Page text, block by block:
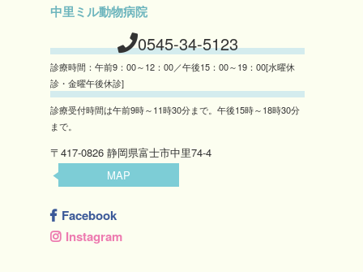
中里ミル動物病院
0545-34-5123
診療時間：午前9：00～12：00／午後15：00～19：00[水曜休
診・金曜午後休診]
診療受付時間は午前9時～11時30分まで。午後15時～18時30分
まで。
〒417-0826 静岡県富士市中里74-4
MAP
Facebook
Instagram